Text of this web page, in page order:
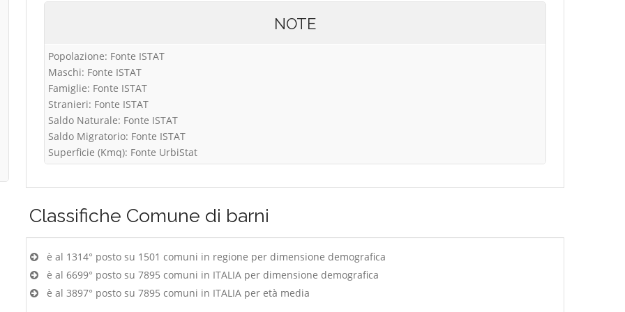
NOTE
Popolazione: Fonte ISTAT
Maschi: Fonte ISTAT
Famiglie: Fonte ISTAT
Stranieri: Fonte ISTAT
Saldo Naturale: Fonte ISTAT
Saldo Migratorio: Fonte ISTAT
Superficie (Kmq): Fonte UrbiStat
Classifiche Comune di barni
è al 1314° posto su 1501 comuni in regione per dimensione demografica
è al 6699° posto su 7895 comuni in ITALIA per dimensione demografica
è al 3897° posto su 7895 comuni in ITALIA per età media